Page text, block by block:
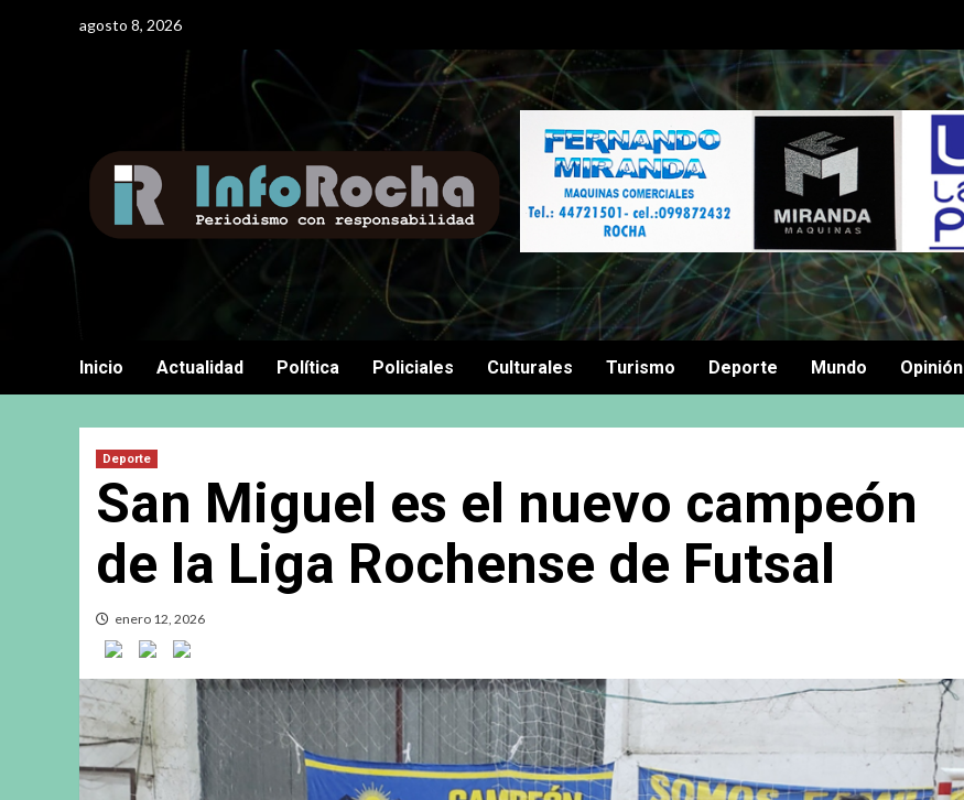
agosto 8, 2026
Inicio Actualidad Política Policiales Culturales Turismo Deporte Mundo Opinión
Deporte
San Miguel es el nuevo campeón
de la Liga Rochense de Futsal
enero 12, 2026